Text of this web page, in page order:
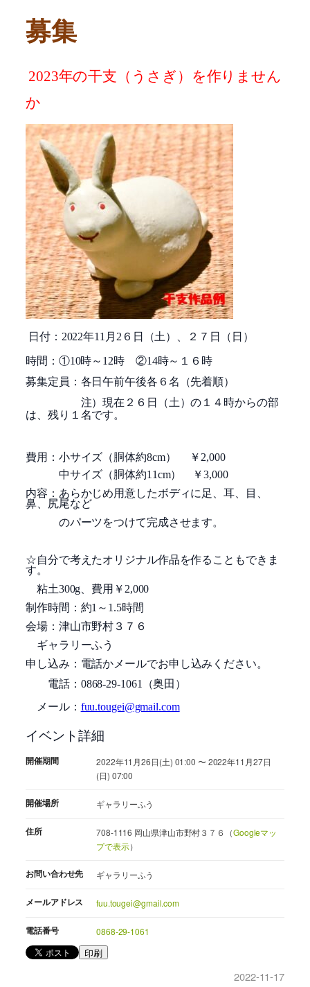
募集
2023年の干支（うさぎ）を作りません
か
日付： 2022年11 月 2 ６日（土）、２７日（日）
時間：①10時～ 12時 ②14時～１６時
募集定員：各日午前午後各６名（先着順）
注）現在２６日（土）の１４時からの部
は、残り１名です。
費用：小サイズ（胴体約8cm） ￥2,000
中サイズ（胴体約11cm） ￥3,000
内容：あらかじめ用意したボディに足、耳、目、
鼻、尻尾など
のパーツをつけて完成させます。
☆自分で考えたオリジナル作品を作ることもできま
す。
粘土300g、費用￥2,000
制作時間：約1～1.5時間
会場：津山市野村３７６
ギャラリーふう
申し込み：電話かメールでお申し込みください。
電話： 0868-29-1061
（奥田）
メール： fuu.tougei@gmail.com
イベント詳細
開催期間
2022年11月26日(土) 01:00 〜 2022年11月27日
(日) 07:00
開催場所 ギャラリーふう
住所 708-1116 岡山県津山市野村３７６（Googleマッ
プで表示）
お問い合わせ先 ギャラリーふう
メールアドレス fuu.tougei@gmail.com
電話番号 0868-29-1061
印刷
2022-11-17